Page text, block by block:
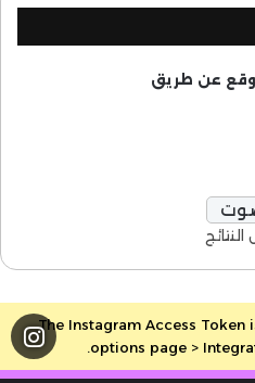
عن طريق
The Instagram Access Token
options page >